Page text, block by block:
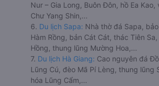
Nur – Gia Long, Buôn Đôn, hồ Ea
Chư Yang Shin,...
6. Du lịch Sapa: Nhà thờ đá Sapa,
Hàm Rồng, bản Cát Cát, thác Tiên
Hồng, thung lũng Mường Hoa,...
7. Du lịch Hà Giang: Cao nguyên đá
Lũng Cú, đèo Mã Pí Lèng, thung lũng
hóa Lũng Cẩm,...